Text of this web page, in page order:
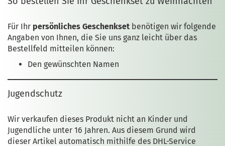
Für Ihr persönliches Geschenkset benötigen wir folgende
Angaben von Ihnen, die Sie uns ganz leicht über das
Bestellfeld mitteilen können:
Den gewünschten Namen
Jugendschutz
Wir verkaufen dieses Produkt nicht an Kinder und
Jugendliche unter 16 Jahren. Aus diesem Grund wird
dieser Artikel automatisch mithilfe des DHL-Service